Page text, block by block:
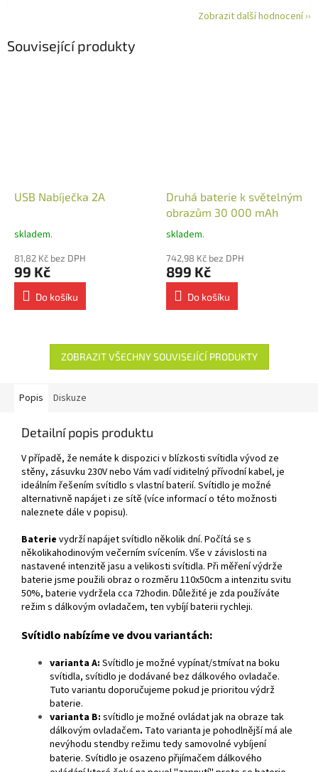
Zobrazit další hodnocení ››
Související produkty
USB Nabíječka 2A
skladem.
81,82 Kč bez DPH
99 Kč
Do košíku
Druhá baterie k světelným
obrazům 30 000 mAh
skladem.
742,98 Kč bez DPH
899 Kč
Do košíku
ZOBRAZIT VŠECHNY SOUVISEJÍCÍ PRODUKTY
Popis Diskuze
Detailní popis produktu
V případě, že nemáte k dispozici v blízkosti svítidla vývod ze
stěny, zásuvku 230V nebo Vám vadí viditelný přívodní kabel, je
ideálním řešením svítidlo s vlastní baterií. Svítidlo je možné
alternativně napájet i ze sítě (více informací o této možnosti
naleznete dále v popisu).
Baterie vydrží napájet svítidlo několik dní. Počítá se s
několikahodinovým večerním svícením. Vše v závislosti na
nastavené intenzitě jasu a velikosti svítidla. Při měření výdrže
baterie jsme použili obraz o rozměru 110x50cm a intenzitu svitu
50%, baterie vydržela cca 72hodin. Důležité je zda používáte
režim s dálkovým ovladačem, ten vybíjí baterii rychleji.
Svítidlo nabízíme ve dvou variantách:
varianta A: Svítidlo je možné vypínat/stmívat na boku
svítidla, svítidlo je dodávané bez dálkového ovladače.
Tuto variantu doporučujeme pokud je prioritou výdrž
baterie.
varianta B: svítidlo je možné ovládat jak na obraze tak
dálkovým ovladačem. Tato varianta je pohodlnější má ale
nevýhodu stendby režimu tedy samovolné vybíjení
baterie. Svítidlo je osazeno přijímačem dálkového